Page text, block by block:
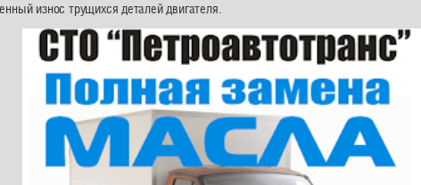
износ трущихся деталей двигателя.